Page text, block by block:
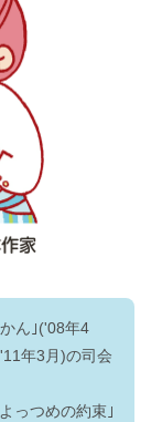
ん｣('08年4
年3月)の司会
っつめの約束｣